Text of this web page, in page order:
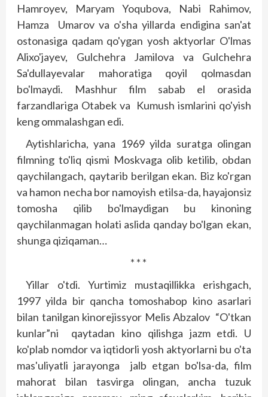
Hamroyev, Maryam Yoqubova, Nabi Rahimov,
Hamza Umarov va o'sha yillarda endigina san'at
ostonasiga qadam qo'ygan yosh aktyorlar O'lmas
Alixo'jayev, Gulchehra Jamilova va Gulchehra
Sa'dullayevalar mahoratiga qoyil qolmasdan
bo'lmaydi. Mashhur film sabab el orasida
farzandlariga Otabek va Kumush ismlarini qo'yish
keng ommalashgan edi.
Aytishlaricha, yana 1969 yilda suratga olingan
filmning to'liq qismi Moskvaga olib ketilib, obdan
qaychilangach, qaytarib berilgan ekan. Biz ko'rgan
va hamon necha bor namoyish etilsa-da, hayajonsiz
tomosha qilib bo'lmaydigan bu kinoning
qaychilanmagan holati aslida qanday bo'lgan ekan,
shunga qiziqaman…
* * *
Yillar o'tdi. Yurtimiz mustaqillikka erishgach,
1997 yilda bir qancha tomoshabop kino asarlari
bilan tanilgan kinorejissyor Melis Abzalov “O'tkan
kunlar”ni qaytadan kino qilishga jazm etdi. U
ko'plab nomdor va iqtidorli yosh aktyorlarni bu o'ta
mas'uliyatli jarayonga jalb etgan bo'lsa-da, film
mahorat bilan tasvirga olingan, ancha tuzuk